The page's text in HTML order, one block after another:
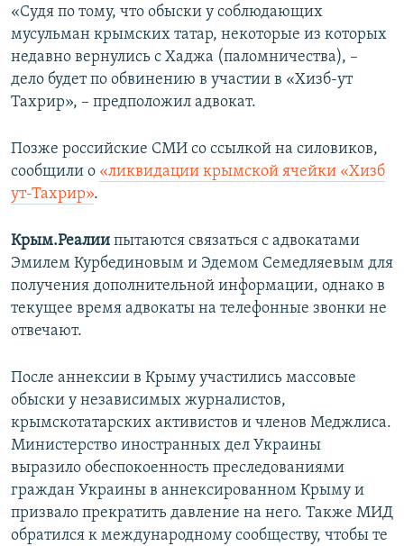
«Судя по тому, что обыски у соблюдающих
мусульман крымских татар, некоторые из которых
недавно вернулись с Хаджа (паломничества), –
дело будет по обвинению в участии в «Хизб-ут
Тахрир», – предположил адвокат.
Позже российские СМИ со ссылкой на силовиков,
сообщили о «ликвидации крымской ячейки «Хизб
ут-Тахрир».
​Крым.Реалии пытаются связаться с адвокатами
Эмилем Курбединовым и Эдемом Семедляевым для
получения дополнительной информации, однако в
текущее время адвокаты на телефонные звонки не
отвечают.
После аннексии в Крыму участились массовые
обыски у независимых журналистов,
крымскотатарских активистов и членов Меджлиса.
Министерство иностранных дел Украины
выразило обеспокоенность преследованиями
граждан Украины в аннексированном Крыму и
призвало прекратить давление на него. Также МИД
обратился к международному сообществу, чтобы те